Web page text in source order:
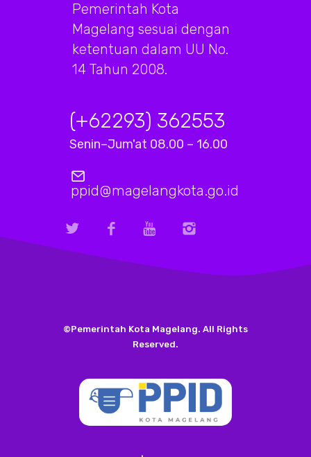
Pemerintah Kota
Magelang sesuai dengan
ketentuan dalam UU No.
14 Tahun 2008.
(+62293) 362553
Senin–Jum'at 08.00 – 16.00
ppid@magelangkota.go.id
©Pemerintah Kota Magelang. All Rights
Reserved.